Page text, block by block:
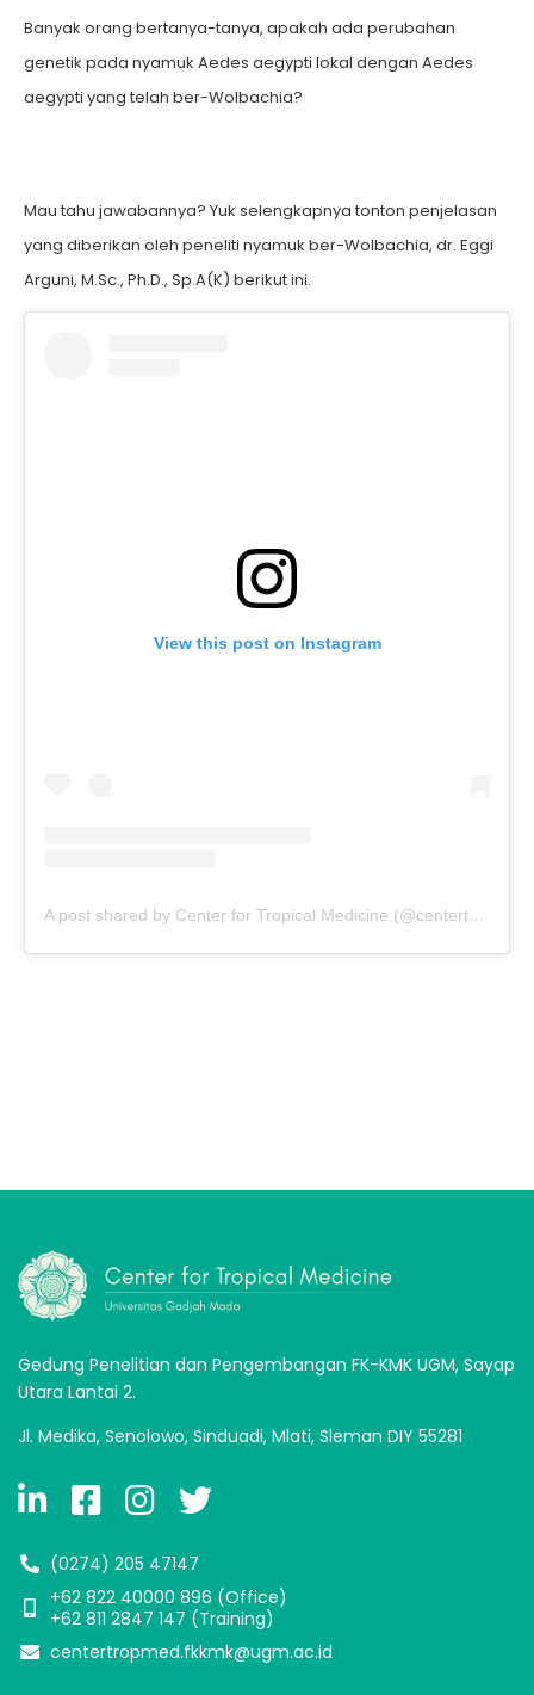
Banyak orang bertanya-tanya, apakah ada perubahan
genetik pada nyamuk Aedes aegypti lokal dengan Aedes
aegypti yang telah ber-Wolbachia?
Mau tahu jawabannya? Yuk selengkapnya tonton penjelasan
yang diberikan oleh peneliti nyamuk ber-Wolbachia, dr. Eggi
Arguni, M.Sc., Ph.D., Sp.A(K) berikut ini.
View this post on Instagram
A post shared by Center for Tropical Medicine (@centertropmed)
Gedung Penelitian dan Pengembangan FK-KMK UGM, Sayap
Utara Lantai 2.
Jl. Medika, Senolowo, Sinduadi, Mlati, Sleman DIY 55281
(0274) 205 47147
+62 822 40000 896‬ (Office)
+62 811 2847 147 (Training)
centertropmed.fkkmk@ugm.ac.id